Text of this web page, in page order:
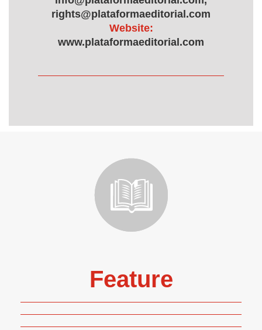
rights@plataformaeditorial.com
Website:
www.plataformaeditorial.com
Feature